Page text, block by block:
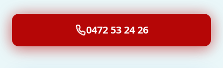
0472 53 24 26